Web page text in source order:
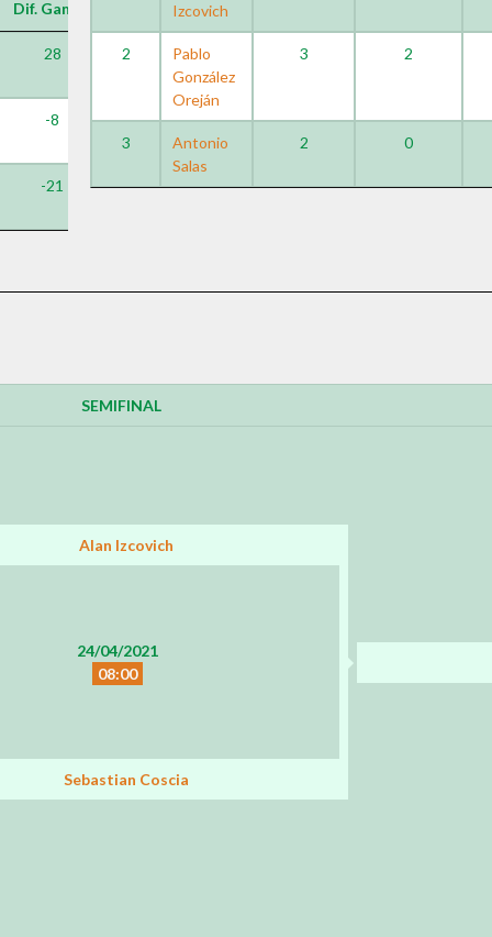
Dif. Games
28
-8
-21
Izcovich
2
Pablo
González
Oreján
3 2
3
Antonio
Salas
2 0
SEMIFINAL
Alan Izcovich
24/04/2021
08:00
Sebastian Coscia